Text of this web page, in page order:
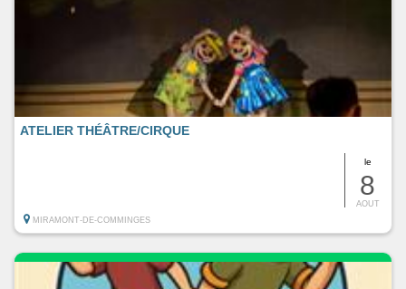
le
8
AOUT
ATELIER THÉÂTRE/CIRQUE
MIRAMONT-DE-COMMINGES